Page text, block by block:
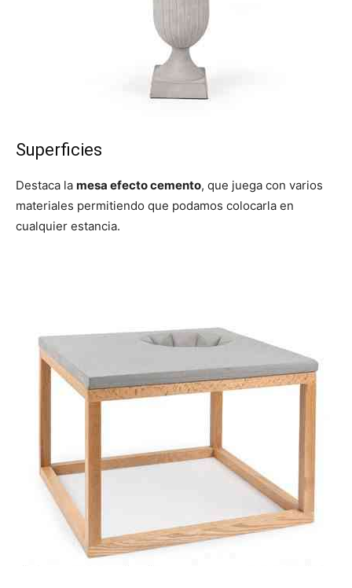
Superficies
Destaca la mesa efecto cemento, que juega con varios
materiales permitiendo que podamos colocarla en
cualquier estancia.